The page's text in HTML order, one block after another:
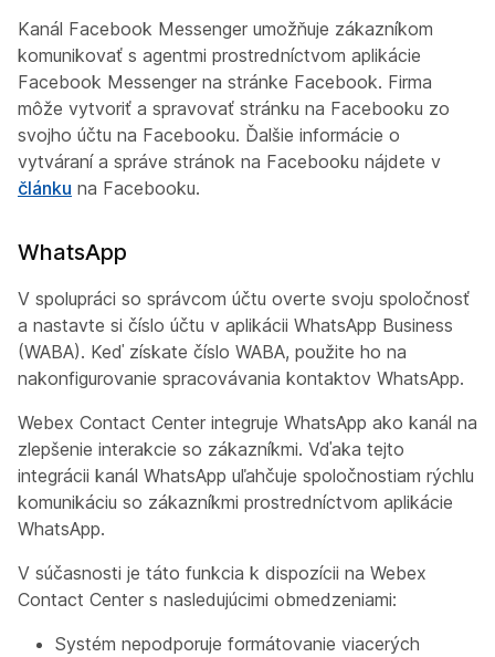
Kanál Facebook Messenger umožňuje zákazníkom
komunikovať s agentmi prostredníctvom aplikácie
Facebook Messenger na stránke Facebook. Firma
môže vytvoriť a spravovať stránku na Facebooku zo
svojho účtu na Facebooku. Ďalšie informácie o
vytváraní a správe stránok na Facebooku nájdete v
článku na Facebooku.
WhatsApp
V spolupráci so správcom účtu overte svoju spoločnosť
a nastavte si číslo účtu v aplikácii WhatsApp Business
(WABA). Keď získate číslo WABA, použite ho na
nakonfigurovanie spracovávania kontaktov WhatsApp.
Webex Contact Center integruje WhatsApp ako kanál na
zlepšenie interakcie so zákazníkmi. Vďaka tejto
integrácii kanál WhatsApp uľahčuje spoločnostiam rýchlu
komunikáciu so zákazníkmi prostredníctvom aplikácie
WhatsApp.
V súčasnosti je táto funkcia k dispozícii na Webex
Contact Center s nasledujúcimi obmedzeniami:
Systém nepodporuje formátovanie viacerých